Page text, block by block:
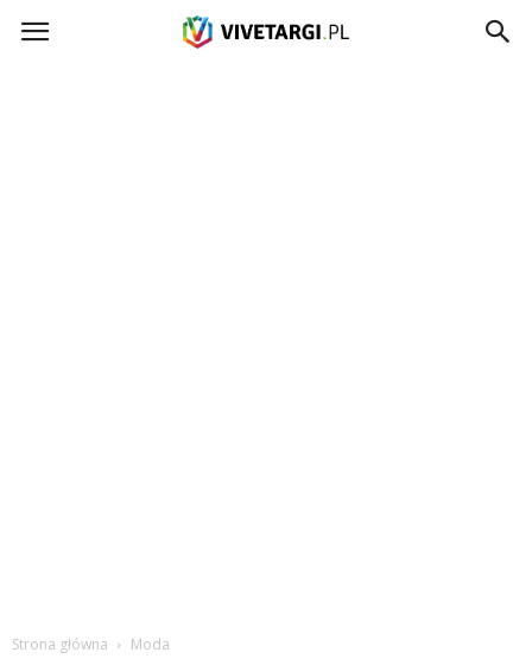
Vivetargi.pl
Strona główna Moda